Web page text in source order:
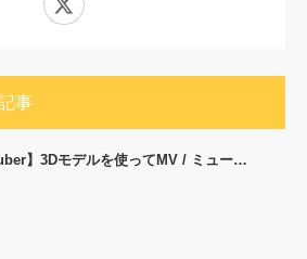
事
】3Dモデルを使ってMV / ミュー…